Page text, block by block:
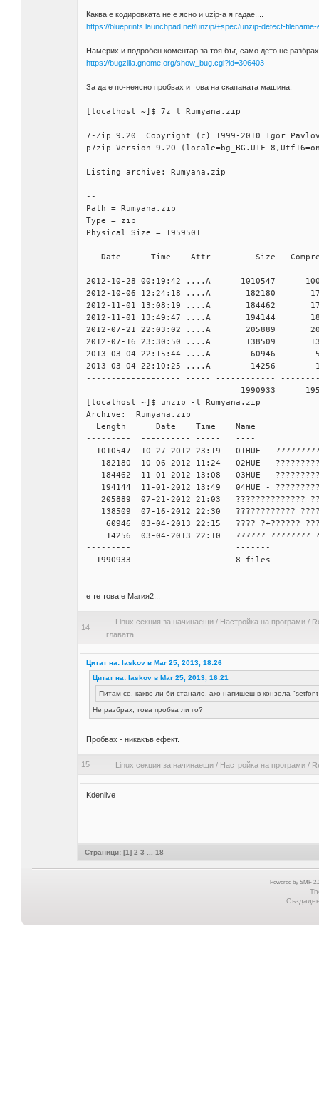
Каква е кодировката не е ясно и uzip-а я гадае....
https://blueprints.launchpad.net/unzip/+spec/unzip-detect-filename-
Намерих и подробен коментар за тоя бъг, само дето не
https://bugzilla.gnome.org/show_bug.cgi?id=306403
За да е по-неясно пробвах и това на скапаната машина:
[localhost ~]$ 7z l Rumyana.zip
7-Zip 9.20 Copyright (c) 1999-2010 Igor
p7zip Version 9.20 (locale=bg_BG.UTF-
Listing archive: Rumyana.zip
--
Path = Rumyana.zip
Type = zip
Physical Size = 1959501
Date Time Attr Size
------------------- ----- ------------
2012-10-28 00:19:42 ....A 1010547
2012-10-06 12:24:18 ....A 182180
2012-11-01 13:08:19 ....A 184462
2012-11-01 13:49:47 ....A 194144
2012-07-21 22:03:02 ....A 205889 201693
2012-07-16 23:30:50 ....A 138509
2013-03-04 22:15:44 ....A 60946 58307
2013-03-04 22:10:25 ....A 14256 11441
------------------- ----- ------------
1990933 1958091 8
[localhost ~]$ unzip -l Rumyana.zip
Archive: Rumyana.zip
Length Date Time Name
--------- ---------- ----- ----
1010547 10-27-2012 23:19 01HUE -
182180 10-06-2012 11:24 02HUE -
184462 11-01-2012 13:08 03HUE -
194144 11-01-2012 13:49 04HUE -
205889 07-21-2012 21:03 ?????????????? ??
138509 07-16-2012 22:30 ????????????
60946 03-04-2013 22:15 ???? ?+??????
14256 03-04-2013 22:10 ?????? ????????
--------- -------
1990933 8 files
е те това е Магия2...
14
Linux секция за начинаещи/ Настройка на програми/
главата...
Цитат на: laskov в Mar 25, 2013, 18:26
Цитат на: laskov в Mar 25, 2013, 16:21
Питам се, какво ли би станало, ако напишеш в конзола
Не разбрах, това пробва ли го?
Пробвах - никакъв ефект.
15 Linux секция за начинаещи/ Настройка на програми/
Kdenlive
Страници: [1] 2 3 18
Powered by SMF